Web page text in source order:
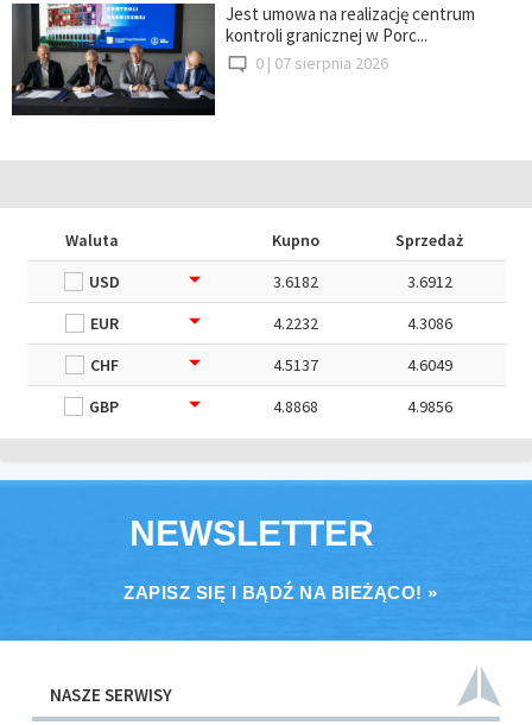
Jest umowa na realizację centrum
kontroli granicznej w Porc...
0 | 07 sierpnia 2026
Waluta Kupno
Sprzedaż
USD
3.6182
3.6912
EUR
4.2232
4.3086
CHF
4.5137
4.6049
GBP
4.8868 4.9856
NEWSLETTER
ZAPISZ SIĘ I BĄDŹ NA BIEŻĄCO! »
NASZE SERWISY